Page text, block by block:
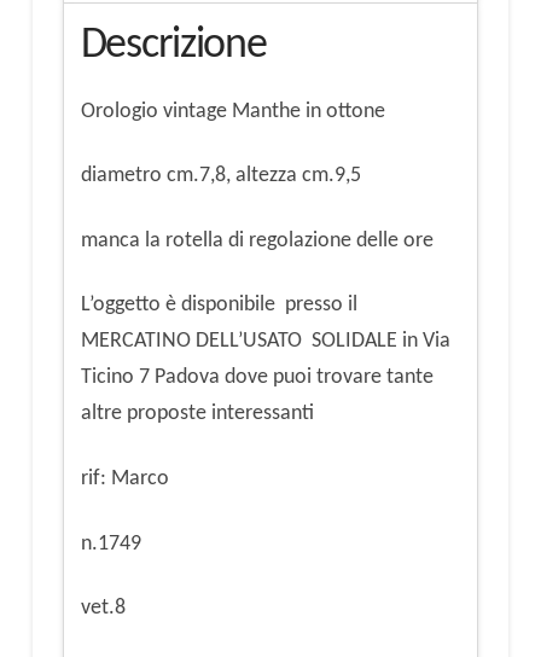
Descrizione
Orologio vintage Manthe in ottone
diametro cm.7,8, altezza cm.9,5
manca la rotella di regolazione delle ore
L’oggetto è disponibile presso il
MERCATINO DELL’USATO SOLIDALE in Via
Ticino 7 Padova dove puoi trovare tante
altre proposte interessanti
rif: Marco
n.1749
vet.8